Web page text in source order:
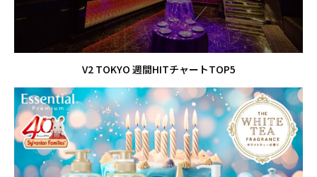
V2 TOKYO 週間HITチャートTOP5